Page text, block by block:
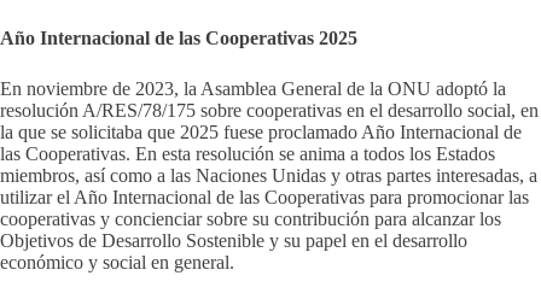
Año Internacional de las Cooperativas 2025
En noviembre de 2023, la Asamblea General de la ONU adoptó la
resolución A/RES/78/175 sobre cooperativas en el desarrollo social, en
la que se solicitaba que 2025 fuese proclamado Año Internacional de
las Cooperativas. En esta resolución se anima a todos los Estados
miembros, así como a las Naciones Unidas y otras partes interesadas, a
utilizar el Año Internacional de las Cooperativas para promocionar las
cooperativas y concienciar sobre su contribución para alcanzar los
Objetivos de Desarrollo Sostenible y su papel en el desarrollo
económico y social en general.